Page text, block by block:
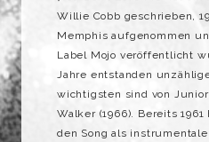
Willie Cobb geschrieben,
Memphis aufgenommen
Label Mojo veröffentlicht
Jahre entstanden
wichtigsten sind von Junior
Walker (1966). Bereits
den Song als